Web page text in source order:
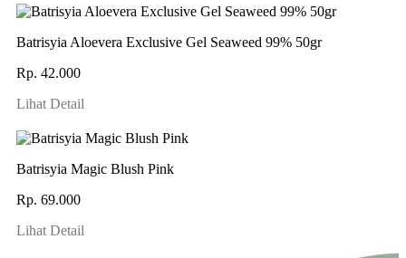
Batrisyia Aloevera Exclusive Gel Seaweed 99% 50gr
Rp. 42.000
Lihat Detail
Batrisyia Magic Blush Pink
Rp. 69.000
Lihat Detail